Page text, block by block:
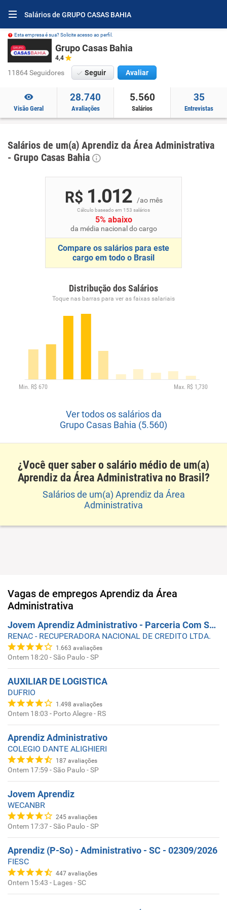
Salários de GRUPO CASAS BAHIA
Esta empresa é sua? Solicite acesso ao perfil.
Grupo Casas Bahia
4,4
11864 Seguidores Seguir Avaliar
Visão Geral
28.740
Avaliações
5.560
Salários
35
Entrevistas
Salários de um(a) Aprendiz da Área Administrativa
- Grupo Casas Bahia
R$ 1.012 /ao mês
Cálculo baseado em 153 salários
5% abaixo
da média nacional do cargo
Compare os salários para este
cargo em todo o Brasil
Distribução dos Salários
Toque nas barras para ver as faixas salariais
Ver todos os salários da
Grupo Casas Bahia (5.560)
¿Você quer saber o salário médio de um(a)
Aprendiz da Área Administrativa no Brasil?
Salários de um(a) Aprendiz da Área
Administrativa
Vagas de empregos Aprendiz da Área
Administrativa
Jovem Aprendiz Administrativo - Parceria Com SENAC
RENAC - RECUPERADORA NACIONAL DE CREDITO LTDA.
1.663 avaliações
Ontem 18:20 -São Paulo - SP
AUXILIAR DE LOGISTICA
DUFRIO
1.498 avaliações
Ontem 18:03 - Porto Alegre - RS
Aprendiz Administrativo
COLEGIO DANTE ALIGHIERI
187 avaliações
Ontem 17:59 -São Paulo - SP
Jovem Aprendiz
WECANBR
245 avaliações
Ontem 17:37-São Paulo - SP
Aprendiz (P-So) - Administrativo - SC - 02309/2026
FIESC
447 avaliações
Ontem 15:43 - Lages - SC